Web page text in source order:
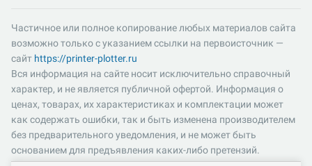
Частичное или полное копирование любых материалов сайта
возможно только с указанием ссылки на первоисточник —
сайт https://printer-plotter.ru
Вся информация на сайте носит исключительно справочный
характер, и не является публичной офертой. Информация о
ценах, товарах, их характеристиках и комплектации может
как содержать ошибки, так и быть изменена производителем
без предварительного уведомления, и не может быть
основанием для предъявления каких-либо претензий.